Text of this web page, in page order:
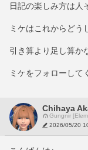
日記の楽しみ方は人
ミケはこれからどう
引き算より足し算か
ミケをフォローして
Chihaya
Gungnir
2026/05/20